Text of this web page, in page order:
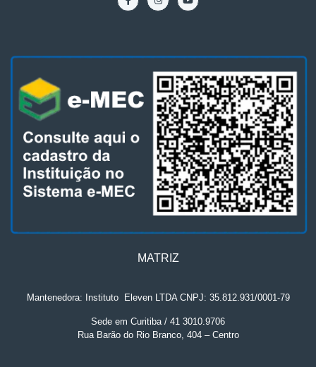
MATRIZ
Mantenedora: Instituto. Eleven LTDA CNPJ: 35.812.931/0001-79
Sede em Curitiba / 41 3010.9706
Rua Barão do Rio Branco, 404 – Centro